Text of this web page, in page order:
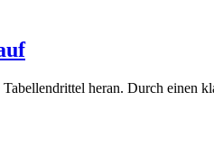
heran. Durch